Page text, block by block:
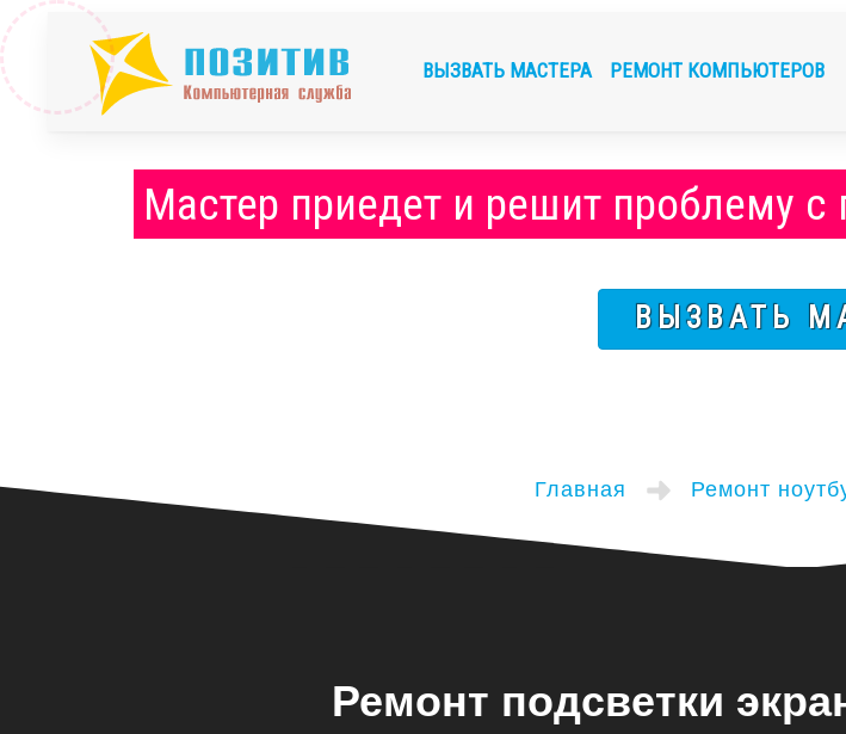
ВЫЗВАТЬ МАСТЕРА РЕМОНТ КОМПЬЮТЕРОВ
Мастер приедет и решит проблему
ВЫЗВАТЬ
Главная Ремонт
Ремонт подсветки